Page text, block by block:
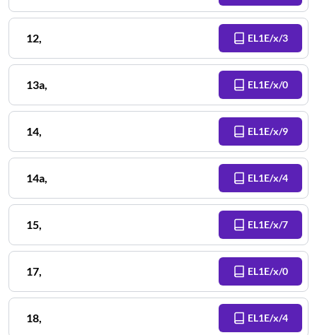
12, EL1E/x/3
13a, EL1E/x/0
14, EL1E/x/9
14a, EL1E/x/4
15, EL1E/x/7
17, EL1E/x/0
18, EL1E/x/4